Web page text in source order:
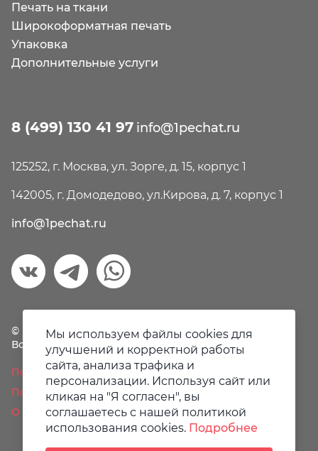
Печать на ткани
Широкоформатная печать
Упаковка
Дополнительные услуги
8 (499) 130 41 97 info@1pechat.ru
125252, г. Москва, ул. Зорге, д. 15, корпус 1
142005, г. Домодедово, ул.Кирова, д. 7, корпус 1
info@1pechat.ru
© Первая печать, 2018-2026
Все права защищены.
Политика конфиденциальности
Пользовательское соглашение
О файлах Cookie
Мы используем файлы cookies для
улучшений и корректной работы
сайта, анализа трафика и
персонализации. Используя сайт или
кликая на "Я согласен", вы
соглашаетесь с нашей политикой
использования cookies. Подробнее